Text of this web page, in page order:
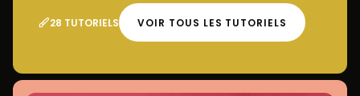
28 TUTORIELS VOIR TOUS LES TUTORIELS